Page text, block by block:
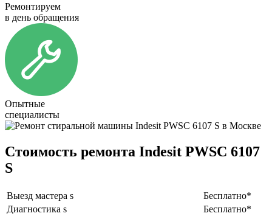
Ремонтируем
в день обращения
Опытные
специалисты
Стоимость ремонта Indesit PWSC 6107
S
Выезд мастера s
Бесплатно*
Диагностика s
Бесплатно*